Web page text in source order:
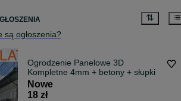
są ogłoszenia?
Ogrodzenie Panelowe 3D
Kompletne 4mm + betony + słupki
Nowe
18 zł